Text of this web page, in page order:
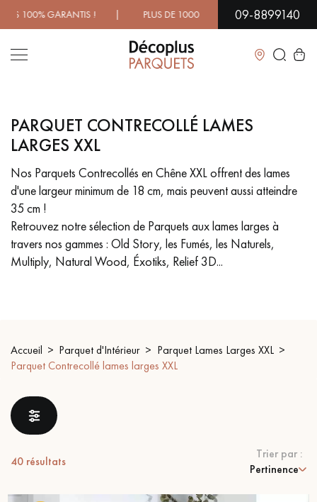
1000 MODÈLES À DÉCOUVRIR EN SHOWROOM |
09-8899140
Fermer
LES RECHERCHES LES PLUS COURANTES
PARQUET MASSIF
PARQUET CONTRECOLLÉ -
SOL PLAQUÉ BOIS VERITABLES
PARQUETS À MOTIFS
TRADITIONNELS
PARQUET EN BOIS EXOTIQUE PARQUET VERNIS
PARQUET LAMES LARGES XXL
ACCESSOIRES PARQUET
09-8899140
PARQUET CONTRECOLLÉ LAMES
LARGES XXL
Nos Parquets Contrecollés en Chêne XXL offrent des lames
d'une largeur minimum de 18 cm, mais peuvent aussi atteindre
35 cm !
Retrouvez notre sélection de Parquets aux lames larges à
travers nos gammes : Old Story, les Fumés, les Naturels,
Multiply, Natural Wood, Éxotiks, Relief 3D...
Accueil Parquet d'Intérieur
Parquet Lames Larges XXL
Parquet Contrecollé lames larges XXL
40 résultats
Trier par :
Pertinence